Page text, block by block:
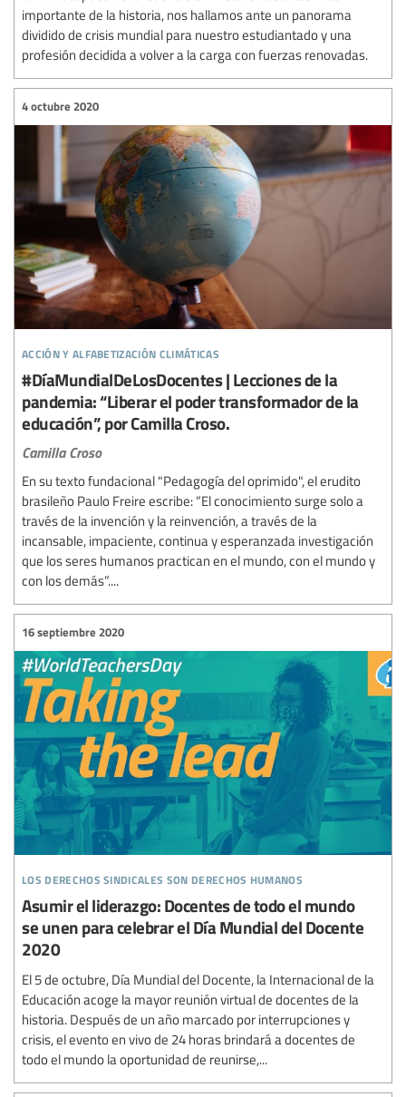
importante de la historia, nos hallamos ante un panorama
dividido de crisis mundial para nuestro estudiantado y una
profesión decidida a volver a la carga con fuerzas renovadas.
acción y alfabetización climáticas
4 octubre 2020
#DíaMundialDeLosDocentes | Lecciones de la
pandemia: “Liberar el poder transformador de la
educación”, por Camilla Croso.
Camilla Croso
En su texto fundacional "Pedagogía del oprimido", el erudito
brasileño Paulo Freire escribe: “El conocimiento surge solo a
través de la invención y la reinvención, a través de la
incansable, impaciente, continua y esperanzada investigación
que los seres humanos practican en el mundo, con el mundo y
con los demás”....
los derechos sindicales son derechos humanos
16 septiembre 2020
Asumir el liderazgo: Docentes de todo el mundo
se unen para celebrar el Día Mundial del Docente
2020
El 5 de octubre, Día Mundial del Docente, la Internacional de la
Educación acoge la mayor reunión virtual de docentes de la
historia. Después de un año marcado por interrupciones y
crisis, el evento en vivo de 24 horas brindará a docentes de
todo el mundo la oportunidad de reunirse,...